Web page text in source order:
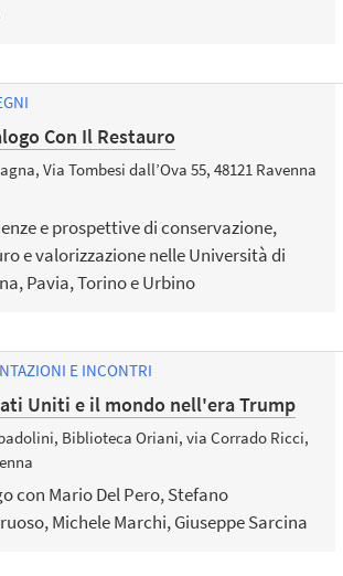
Con Il Restauro
Via Tombesi dall’Ova 55, 48121 Ravenna
e prospettive di conservazione,
e valorizzazione nelle Università di
Pavia, Torino e Urbino
E INCONTRI
Uniti e il mondo nell'era Trump
Biblioteca Oriani, via Corrado Ricci,
con Mario Del Pero, Stefano
Michele Marchi, Giuseppe Sarcina